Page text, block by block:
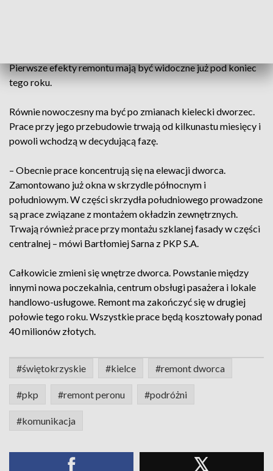
Pierwsze efekty remontu mają być widoczne już pod koniec
tego roku.
Równie nowoczesny ma być po zmianach kielecki dworzec.
Prace przy jego przebudowie trwają od kilkunastu miesięcy i
powoli wchodzą w decydującą fazę.
– Obecnie prace koncentrują się na elewacji dworca.
Zamontowano już okna w skrzydle północnym i
południowym. W części skrzydła południowego prowadzone
są prace związane z montażem okładzin zewnętrznych.
Trwają również prace przy montażu szklanej fasady w części
centralnej – mówi Bartłomiej Sarna z PKP S.A.
Całkowicie zmieni się wnętrze dworca. Powstanie między
innymi nowa poczekalnia, centrum obsługi pasażera i lokale
handlowo-usługowe. Remont ma zakończyć się w drugiej
połowie tego roku. Wszystkie prace będą kosztowały ponad
40 milionów złotych.
#świętokrzyskie #kielce #remont dworca
#pkp #remont peronu #podróżni
#komunikacja